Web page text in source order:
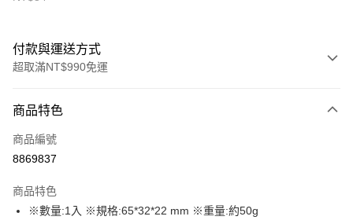
付款與運送方式
超取滿NT$990免運
信用卡一次付款
超商取貨付款
Apple Pay
商品特色
商品編號
8869837
商品特色
※數量:1入 ※規格:65*32*22 mm ※重量:約50g